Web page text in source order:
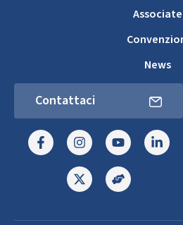
Associate
News
Contattaci